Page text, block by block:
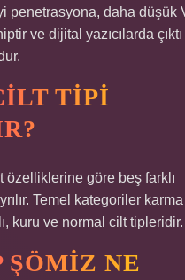
penetrasyona, daha düşük
ve dijital yazıcılarda
TIPI
özelliklerine göre beş farklı
Temel kategoriler
kuru ve normal cilt tipleridir.
ŞÖMIZ NE